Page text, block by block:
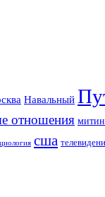
Навальный
отношения
сша